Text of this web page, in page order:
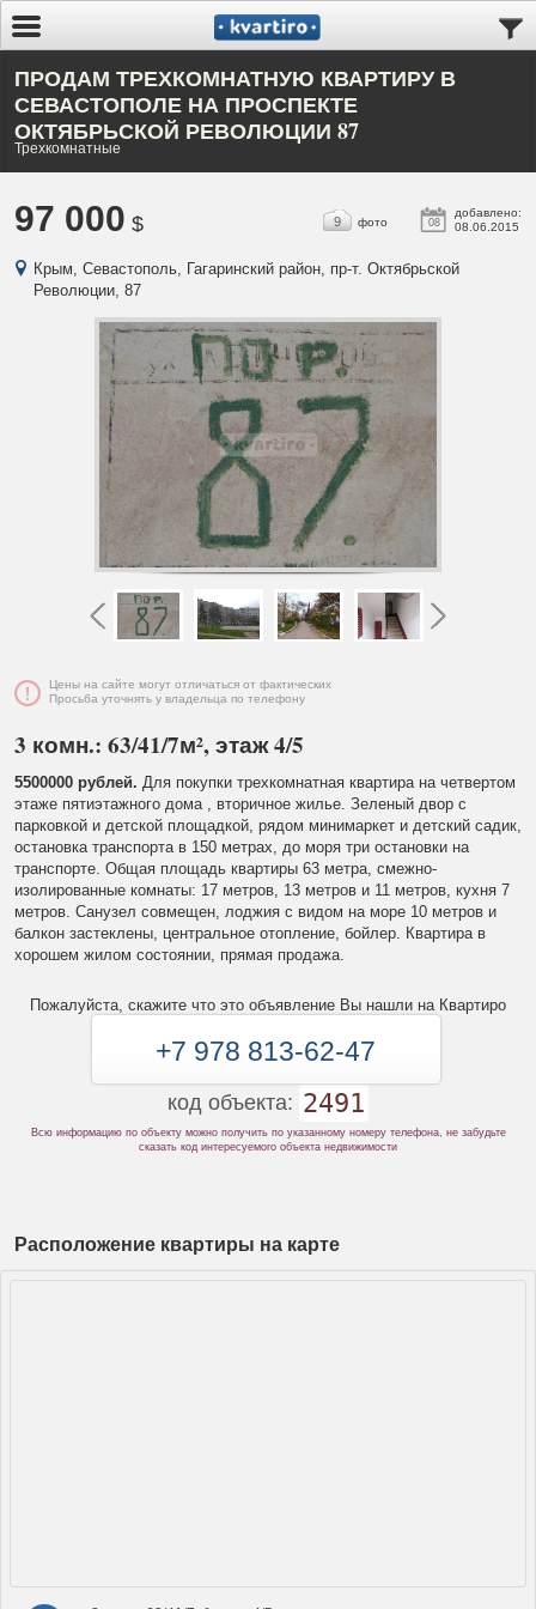
ПРОДАМ ТРЕХКОМНАТНУЮ КВАРТИРУ В
СЕВАСТОПОЛЕ НА ПРОСПЕКТЕ
ОКТЯБРЬСКОЙ РЕВОЛЮЦИИ 87
Трехкомнатные
97 000 $ 08
добавлено:
08.06.2015
9 фото
Крым, Севастополь, Гагаринский район, пр-т. Октябрьской
Революции, 87
Цены на сайте могут отличаться от фактических
Просьба уточнять у владельца по телефону
3 комн.: 63/41/7м², этаж 4/5
5500000 рублей. Для покупки трехкомнатная квартира на четвертом
этаже пятиэтажного дома , вторичное жилье. Зеленый двор с
парковкой и детской площадкой, рядом минимаркет и детский садик,
остановка транспорта в 150 метрах, до моря три остановки на
транспорте. Общая площадь квартиры 63 метра, смежно-
изолированные комнаты: 17 метров, 13 метров и 11 метров, кухня 7
метров. Санузел совмещен, лоджия с видом на море 10 метров и
балкон застеклены, центральное отопление, бойлер. Квартира в
хорошем жилом состоянии, прямая продажа.
Пожалуйста, скажите что это объявление Вы нашли на Квартиро
+7 978 813-62-47
код объекта: 2491
Всю информацию по объекту можно получить по указанному номеру телефона, не забудьте
сказать код интересуемого объекта недвижимости
Расположение квартиры на карте